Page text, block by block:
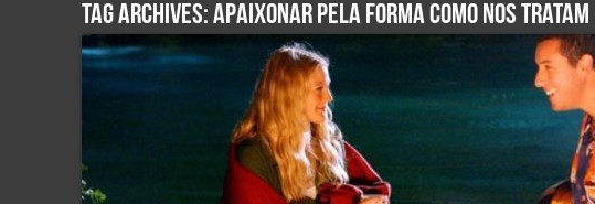
Tag Archives:apaixonar pela forma como nos tratam